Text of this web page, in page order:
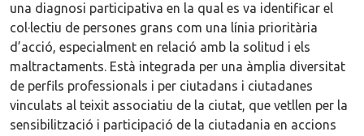
una diagnosi participativa en la qual es va identificar el
col·lectiu de persones grans com una línia prioritària
d’acció, especialment en relació amb la solitud i els
maltractaments. Està integrada per una àmplia diversitat
de perfils professionals i per ciutadans i ciutadanes
vinculats al teixit associatiu de la ciutat, que vetllen per la
sensibilització i participació de la ciutadania en accions